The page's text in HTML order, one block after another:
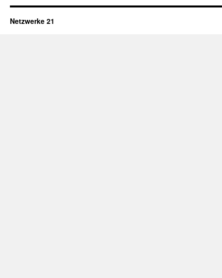
Netzwerke 21